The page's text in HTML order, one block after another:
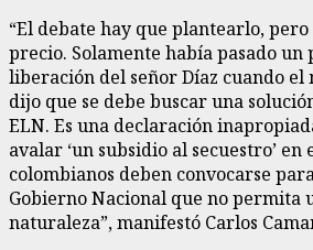
“El debate hay que plantearlo,
precio. Solamente había pasado un
liberación del señor Díaz cuando
dijo que se debe buscar una
ELN. Es una declaración
avalar ‘un subsidio al secuestro’ en
colombianos deben convocarse
Gobierno Nacional que no permita
naturaleza”, manifestó Carlos